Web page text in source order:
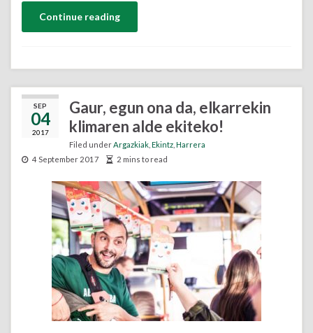
Continue reading
SEP
04
2017
Gaur, egun ona da, elkarrekin
klimaren alde ekiteko!
Filed underArgazkiak Ekintz Harrera
4 September 2017
2 mins to read